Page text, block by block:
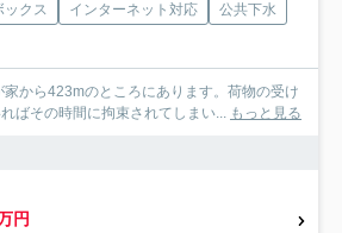
ックス インターネット対応
公共下水
から423mのところにあります。荷物の受け
ばその時間に拘束されてしまい... もっと見る
円